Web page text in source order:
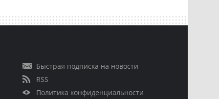
Быстрая подписка на новости
RSS
Политика конфиденциальности